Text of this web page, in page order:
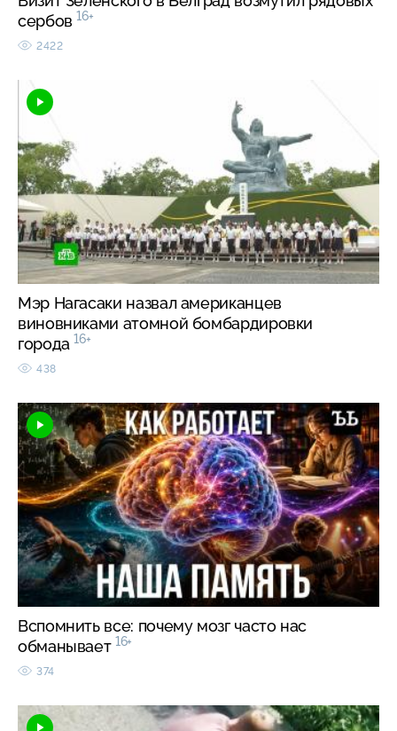
сербов 16+
2422
Мэр Нагасаки назвал американцев
виновниками атомной бомбардировки
города 16+
438
Вспомнить все: почему мозг часто нас
обманывает 16+
374